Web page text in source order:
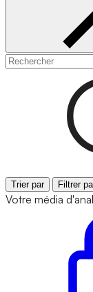
Trier par Filtrer
Votre média